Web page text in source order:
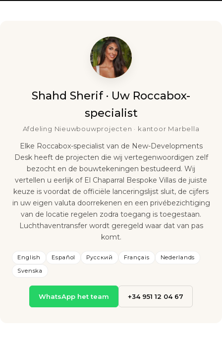
Shahd Sherif · Uw Roccabox-
specialist
Afdeling Nieuwbouwprojecten · kantoor Marbella
Elke Roccabox-specialist van de New-Developments
Desk heeft de projecten die wij vertegenwoordigen zelf
bezocht en de bouwtekeningen bestudeerd. Wij
vertellen u eerlijk of El Chaparral Bespoke Villas de juiste
keuze is voordat de officiële lanceringslijst sluit, de cijfers
in uw eigen valuta doorrekenen en een privébezichtiging
van de locatie regelen zodra toegang is toegestaan.
Luchthaventransfer wordt geregeld waar dat van pas
komt.
English Español Русский Français
Nederlands
Svenska
WhatsApp het team +34 951 12 04 67